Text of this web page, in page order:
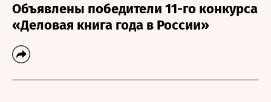
Объявлены победители 11-го конкурса
«Деловая книга года в России»